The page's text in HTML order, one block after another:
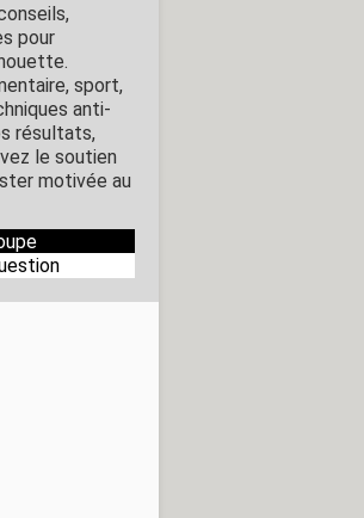
pour
sport,
anti-
résultats,
le soutien
motivée au